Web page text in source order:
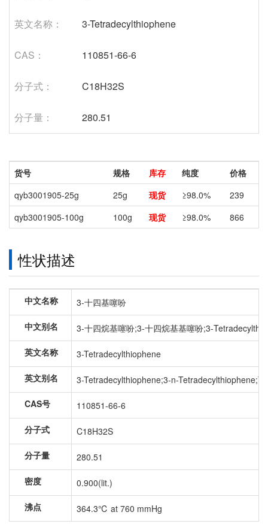
英文名称： 3-Tetradecylthiophene
CAS： 110851-66-6
分子式： C18H32S
分子量： 280.51
货号 规格 库存 纯度
价格
qyb3001905-25g
25g 现货 ≥98.0%
239
qyb3001905-100g
100g 现货 ≥98.0% 866
性状描述
中文名称
3-十四基噻吩
中文别名
3-十四烷基噻吩;3-十四烷基基噻吩;3-
英文名称
3-Tetradecylthiophene
英文别名
3-Tetradecylthiophene;3-n-
CAS号
110851-66-6
分子式
C18H32S
分子量
280.51
密度
0.900(lit.)
沸点
364.3℃ at 760 mmHg